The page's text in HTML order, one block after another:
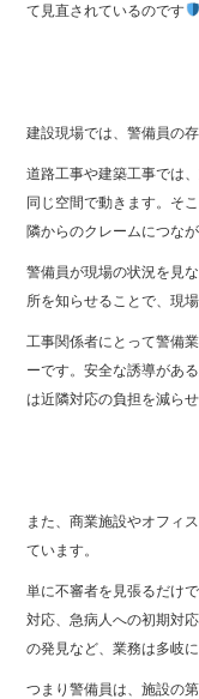
て見直されているのです
建設現場では、警備員の
道路工事や建築工事では
同じ空間で動きます。そ
隣からのクレームにつなが
警備員が現場の状況を見
所を知らせることで、現
工事関係者にとって警備
ーです。安全な誘導があ
は近隣対応の負担を減ら
また、商業施設やオフィ
ています。
単に不審者を見張るだけ
対応、急病人への初期対
の発見など、業務は多岐に
つまり警備員は、施設の